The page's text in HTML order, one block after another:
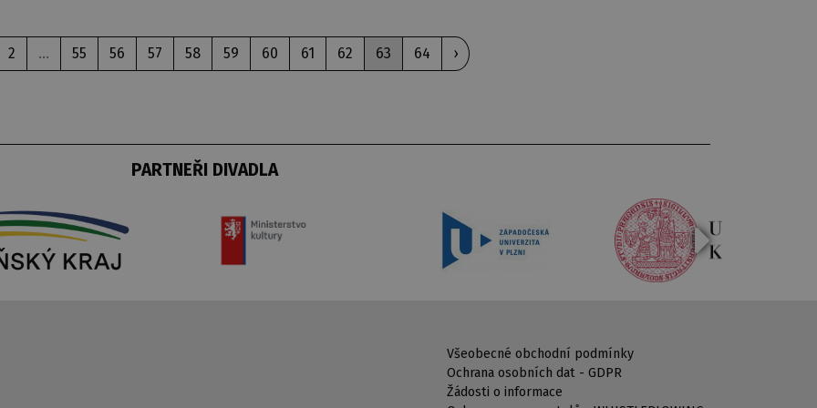
2 ... 55 56 57 58 59 60 61 62 63 64 ›
PARTNEŘI DIVADLA
Všeobecné obchodní podmínky
Ochrana osobních dat - GDPR
Žádosti o informace